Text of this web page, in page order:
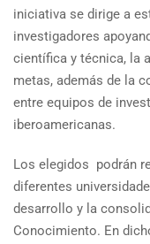
iniciativa se dirige a
investigadores
científica y técnica, la
metas, además de la
entre equipos de
iberoamericanas.
Los elegidos podrán
diferentes
desarrollo y la
Conocimiento. En